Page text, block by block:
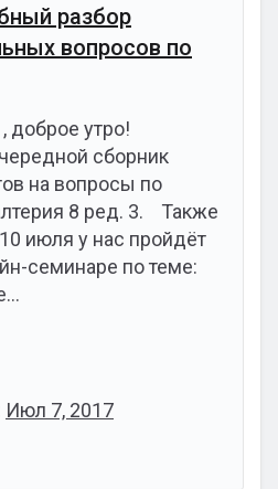
разбор
вопросов по
доброе утро!
сборник
на вопросы по
8 ред. 3. Также
июля у нас пройдёт
семинаре по теме:
Июл 7, 2017